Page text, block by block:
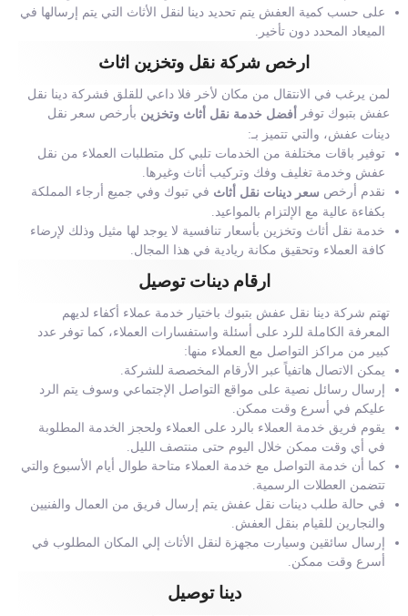
على حسب كمية العفش يتم تحديد دينا لنقل الأثاث التي يتم إرسالها في
الميعاد المحدد دون تأخير.
ارخص شركة نقل وتخزين اثاث
لمن يرغب في الانتقال من مكان لأخر فلا داعي للقلق فشركة دينا نقل
عفش بتبوك توفر
أفضل خدمة نقل أثاث وتخزين بأرخص سعر نقل
دينات عفش، والتي تتميز بـ:
توفير باقات مختلفة من الخدمات تلبي كل متطلبات العملاء من نقل
عفش وخدمة تغليف وفك وتركيب أثاث وغيرها.
نقدم أرخص سعر دينات نقل أثاث في تبوك وفي جميع أرجاء المملكة
بكفاءة عالية مع الإلتزام بالمواعيد.
خدمة نقل أثاث وتخزين بأسعار تنافسية لا يوجد لها مثيل وذلك لإرضاء
كافة العملاء وتحقيق مكانة ريادية في هذا المجال.
ارقام دينات توصيل
تهتم شركة دينا نقل عفش بتبوك باختيار خدمة عملاء أكفاء لديهم
المعرفة الكاملة للرد على أسئلة واستفسارات العملاء، كما توفر عدد
كبير من مراكز التواصل مع العملاء منها:
يمكن الاتصال هاتفياً عبر الأرقام المخصصة للشركة.
إرسال رسائل نصية على مواقع التواصل الإجتماعي وسوف يتم الرد
عليكم في أسرع وقت ممكن.
يقوم فريق خدمة العملاء بالرد على العملاء ولحجز الخدمة المطلوبة
في أي وقت ممكن خلال اليوم حتى منتصف الليل.
كما أن خدمة التواصل مع خدمة العملاء متاحة طوال أيام الأسبوع والتي
تتضمن العطلات الرسمية.
في حالة طلب دينات نقل عفش يتم إرسال فريق من العمال والفنيين
والنجارين للقيام بنقل العفش.
إرسال سائقين وسيارت مجهزة لنقل الأثاث إلي المكان المطلوب في
أسرع وقت ممكن.
دينا توصيل